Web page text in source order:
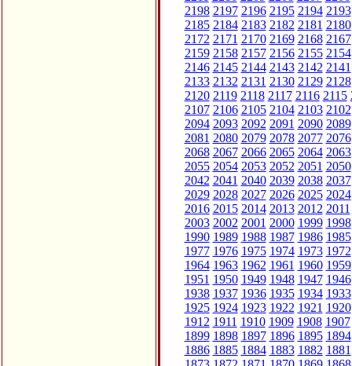
2198 2197 2196 2195 2194 2193
2185 2184 2183 2182 2181 2180
2172 2171 2170 2169 2168 2167
2159 2158 2157 2156 2155 2154
2146 2145 2144 2143 2142 2141
2133 2132 2131 2130 2129 2128
2120 2119 2118 2117 2116 2115
2107 2106 2105 2104 2103 2102
2094 2093 2092 2091 2090 2089
2081 2080 2079 2078 2077 2076
2068 2067 2066 2065 2064 2063
2055 2054 2053 2052 2051 2050
2042 2041 2040 2039 2038 2037
2029 2028 2027 2026 2025 2024
2016 2015 2014 2013 2012 2011
2003 2002 2001 2000 1999 1998
1990 1989 1988 1987 1986 1985
1977 1976 1975 1974 1973 1972
1964 1963 1962 1961 1960 1959
1951 1950 1949 1948 1947 1946
1938 1937 1936 1935 1934 1933
1925 1924 1923 1922 1921 1920
1912 1911 1910 1909 1908 1907
1899 1898 1897 1896 1895 1894
1886 1885 1884 1883 1882 1881